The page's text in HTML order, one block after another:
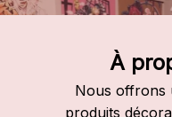
À
Nous offrons
produits